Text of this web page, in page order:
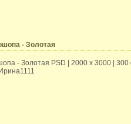
- Золотая
- Золотая PSD | 2000 x 3000 | 300